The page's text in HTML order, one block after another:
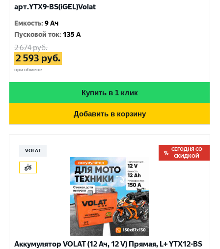
арт.YTX9-BS(iGEL)Volat
Емкость:9 Ач
Пусковой ток: 135 A
2 674руб.
2 593 руб.
при обмене
Купить в 1 клик
Добавить в корзину
VOLAT
СЕГОДНЯ СО
СКИДКОЙ
Аккумулятор VOLAT (12 Ач, 12 V) Прямая, L+ YTX12-BS